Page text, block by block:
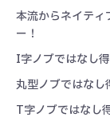
本流からネイティ
ー！
I字ノブではなし
丸型ノブではなし
T字ノブではなし